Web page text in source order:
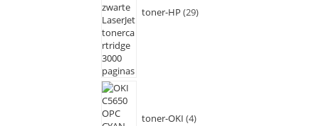
toner-HP 29
toner-OKI 4